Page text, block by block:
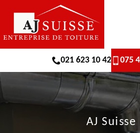
021 623 10 42 075
AJ Suisse